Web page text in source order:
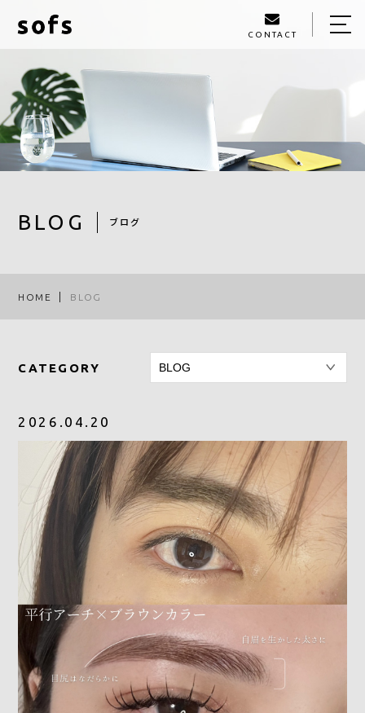
CONTACT
BLOG ブログ
HOME BLOG
CATEGORY
2026.04.20
SALON MENU
SCHOOL MENU
SOFS津店
080-8881-8330
CONTACT